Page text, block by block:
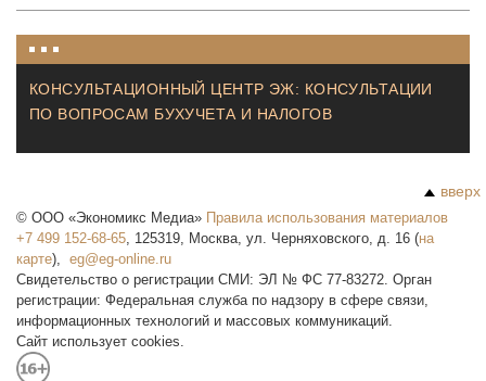
КОНСУЛЬТАЦИОННЫЙ ЦЕНТР ЭЖ: КОНСУЛЬТАЦИИ
ПО ВОПРОСАМ БУХУЧЕТА И НАЛОГОВ
вверх
© ООО «Экономикс Медиа» Правила использования материалов
+7 499 152-68-65, 125319, Москва, ул. Черняховского, д. 16 (на
карте),
Свидетельство о регистрации СМИ: ЭЛ № ФС 77-83272. Орган
регистрации: Федеральная служба по надзору в сфере связи,
информационных технологий и массовых коммуникаций.
Сайт использует cookies.